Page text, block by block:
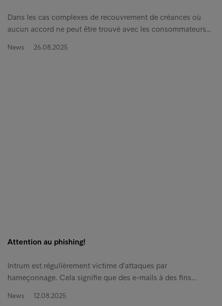
Dans les cas complexes de recouvrement de créances où
aucun accord ne peut être trouvé avec les consommateurs…
News 26.08.2025
Attention au phishing!
Intrum est régulièrement victime d'attaques par
hameçonnage. Cela signifie que des e-mails à des fins…
News 12.08.2025